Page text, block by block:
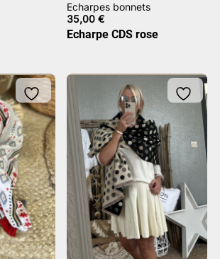
Echarpes bonnets
35,00€
Echarpe CDS rose